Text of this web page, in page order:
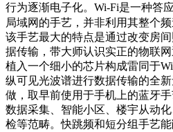
行为逐渐电子化。Wi-Fi是一种答
局域网的手艺，并非利用其整个频
该手艺最大的特点是通过改变房
据传输，带大师认识实正的物联
植入一个细小的芯片构成雷同于
纵可见光波谱进行数据传输的全
做，取早前使用于手机上的蓝牙
数据采集、智能小区、楼宇从动
检等范畴。快跳频和短分组手艺